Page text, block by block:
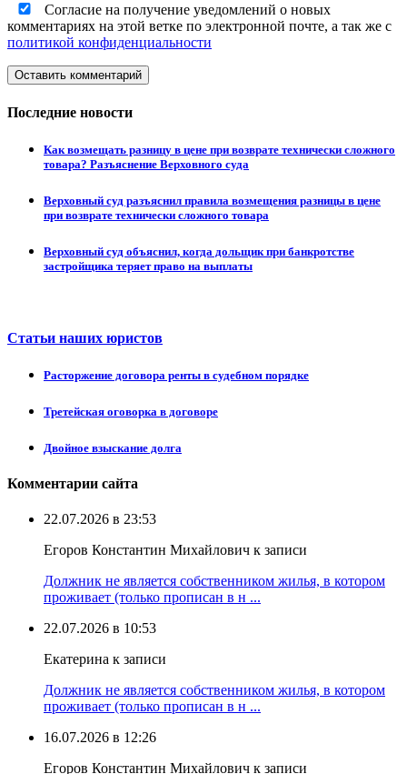
Согласие на получение уведомлений о новых
комментариях на этой ветке по электронной почте, а так же с
политикой конфиденциальности
Оставить комментарий
Последние новости
Как возмещать разницу в цене при возврате технически сложного
товара? Разъяснение Верховного суда
Верховный суд разъяснил правила возмещения разницы в цене
при возврате технически сложного товара
Верховный суд объяснил, когда дольщик при банкротстве
застройщика теряет право на выплаты
Статьи наших юристов
Расторжение договора ренты в судебном порядке
Третейская оговорка в договоре
Двойное взыскание долга
Комментарии сайта
22.07.2026 в 23:53
Егоров Константин Михайлович к записи
Должник не является собственником жилья, в котором
проживает (только прописан в н ...
22.07.2026 в 10:53
Екатерина к записи
Должник не является собственником жилья, в котором
проживает (только прописан в н ...
16.07.2026 в 12:26
Егоров Константин Михайлович к записи